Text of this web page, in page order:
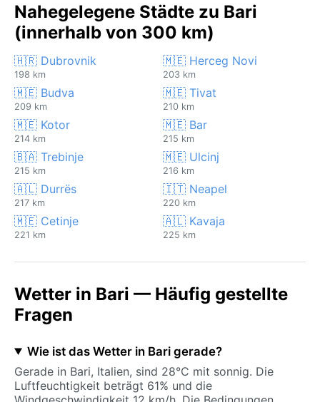
Nahegelegene Städte zu Bari
(innerhalb von 300 km)
🇭🇷 Dubrovnik
198 km
🇲🇪 Herceg Novi
203 km
🇲🇪 Budva
209 km
🇲🇪 Tivat
210 km
🇲🇪 Kotor
214 km
🇲🇪 Bar
215 km
🇧🇦 Trebinje
215 km
🇲🇪 Ulcinj
216 km
🇦🇱 Durrës
217 km
🇮🇹 Neapel
220 km
🇲🇪 Cetinje
221 km
🇦🇱 Kavaja
225 km
Wetter in Bari — Häufig gestellte
Fragen
Wie ist das Wetter in Bari gerade?
Gerade in Bari, Italien, sind 28°C mit sonnig. Die
Luftfeuchtigkeit beträgt 61% und die